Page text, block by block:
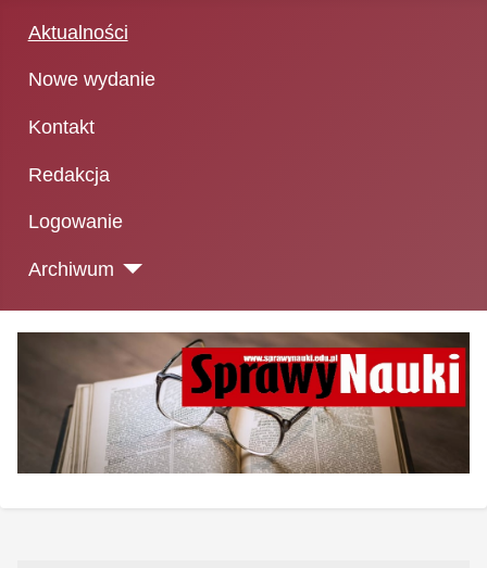
Aktualności
Nowe wydanie
Kontakt
Redakcja
Logowanie
Archiwum